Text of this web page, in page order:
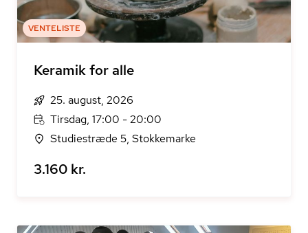
VENTELISTE
Keramik for alle
25. august, 2026
Tirsdag, 17:00 - 20:00
Studiestræde 5, Stokkemarke
3.160 kr.